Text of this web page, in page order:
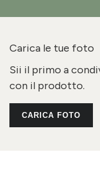
Carica le tue foto
Sii il primo a
con il prodotto.
CARICA FOTO